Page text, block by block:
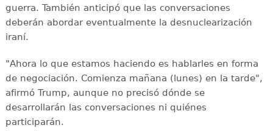
guerra. También anticipó que las conversaciones
deberán abordar eventualmente la desnuclearización
iraní.
"Ahora lo que estamos haciendo es hablarles en forma
de negociación. Comienza mañana (lunes) en la tarde",
afirmó Trump, aunque no precisó dónde se
desarrollarán las conversaciones ni quiénes
participarán.